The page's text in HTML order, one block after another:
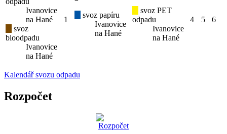
Ivanovice
na Hané
svoz
bioodpadu
Ivanovice
na Hané
1
svoz papíru
Ivanovice
na Hané
svoz PET
odpadu
Ivanovice
na Hané
4 5 6
Kalendář svozu odpadu
Rozpočet